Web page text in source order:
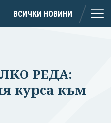
ВСИЧКИ НОВИНИ
РЕДА:
курса към